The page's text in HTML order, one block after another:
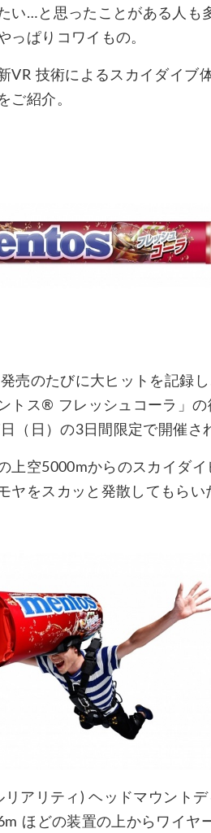
い…と思ったことがある人も
っぱりコワイもの。
VR 技術によるスカイダイブ
ご紹介。
売のたびに大ヒットを記録
トス® フレッシュコーラ」
（日）の3日間限定で開催さ
上空5000mからのスカイダ
ヤをスカッと発散してもら
アリティ) ヘッドマウント
ほどの装置の上からワイヤ